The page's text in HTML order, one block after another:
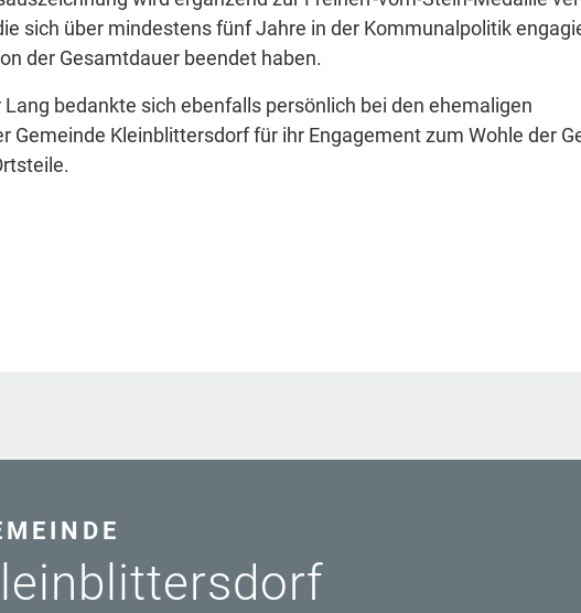
sich über mindestens fünf Jahre in der Kommunalpolitik
der Gesamtdauer beendet haben.
bedankte sich ebenfalls persönlich bei den ehemaligen
Gemeinde Kleinblittersdorf für ihr Engagement zum Wohle der